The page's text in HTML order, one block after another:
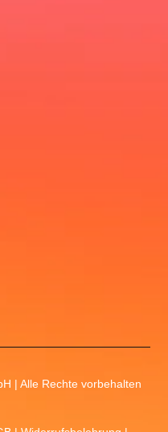
| Alle Rechte vorbehalten